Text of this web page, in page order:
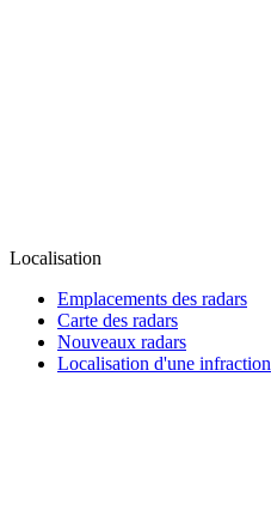
Localisation
Emplacements des radars
Carte des radars
Nouveaux radars
Localisation d'une infraction